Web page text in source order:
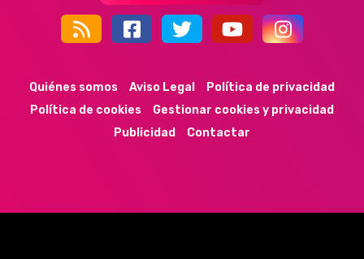
44k 9k 35k 352
Quiénes somos Aviso Legal
Política de privacidad
Política de cookies
Gestionar cookies y privacidad
Publicidad
Contactar